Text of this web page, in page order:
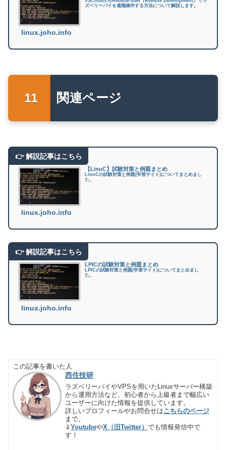
ズベリーパイを遠隔操作する方法について解説します。
linux.joho.info
関連ページ
【LinuC】試験対策と例題まとめ
LinuCの試験対策と例題(学習サイト)についてまとめまし
た。
linux.joho.info
LPICの試験対策と例題まとめ
LPICの試験対策と例題(学習サイト)についてまとめまし
た。
linux.joho.info
この記事を書いた人
西住技研
ラズベリーパイやVPSを用いたLinuxサーバー構築
から運用方法など、初心者から上級者まで幅広い
ユーザーに向けた情報を提供しています。
詳しいプロフィールやお問合せはこちらのページ
まで。
⇓ YoutubeやX（旧Twitter）でも情報発信中で
す！